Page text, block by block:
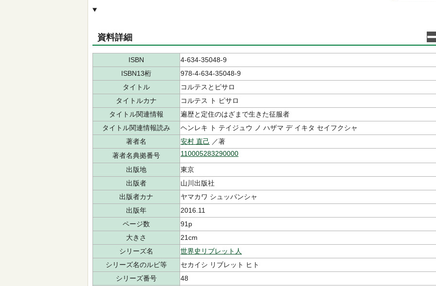
資料詳細
ISBN
4-634-35048-9
ISBN13桁
978-4-634-35048-9
タイトル
コルテスとピサロ
タイトルカナ
コルテス ト ピサロ
タイトル関連情報
遍歴と定住のはざまで生きた征服者
タイトル関連情報読み
ヘンレキ ト テイジュウ ノ ハザマ デ イキタ セイフクシャ
著者名
安村 直己 ／著
著者名典拠番号
110005283290000
出版地
東京
出版者
山川出版社
出版者カナ
ヤマカワ シュッパンシャ
出版年
2016.11
ページ数
91p
大きさ
21cm
シリーズ名
世界史リブレット人
シリーズ名のルビ等
セカイシ リブレット ヒト
シリーズ番号
48